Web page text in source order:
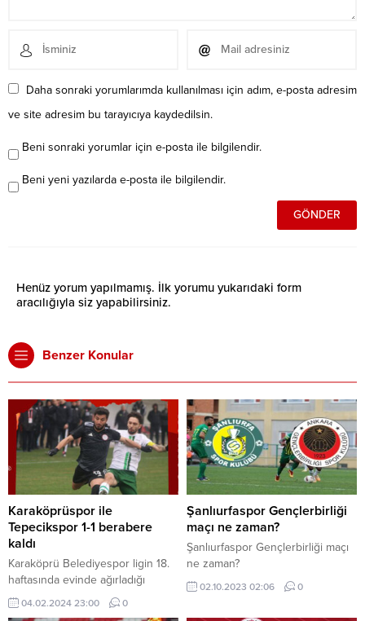
Daha sonraki yorumlarımda kullanılması için adım, e-posta adresim
ve site adresim bu tarayıcıya kaydedilsin.
Beni sonraki yorumlar için e-posta ile bilgilendir.
Beni yeni yazılarda e-posta ile bilgilendir.
Henüz yorum yapılmamış. İlk yorumu yukarıdaki form
aracılığıyla siz yapabilirsiniz.
Benzer Konular
Karaköprüspor ile
Tepecikspor 1-1 berabere
kaldı
Karaköprü Belediyespor ligin 18.
haftasında evinde ağırladığı
Tepecikspor ile 1-1 berabere kaldı.
Türkiye Futbol Federasyonu (TFF)
04.02.2024 23:00 0
Şanlıurfaspor Gençlerbirliği
maçı ne zaman?
Şanlıurfaspor Gençlerbirliği maçı
ne zaman?
02.10.2023 02:06 0